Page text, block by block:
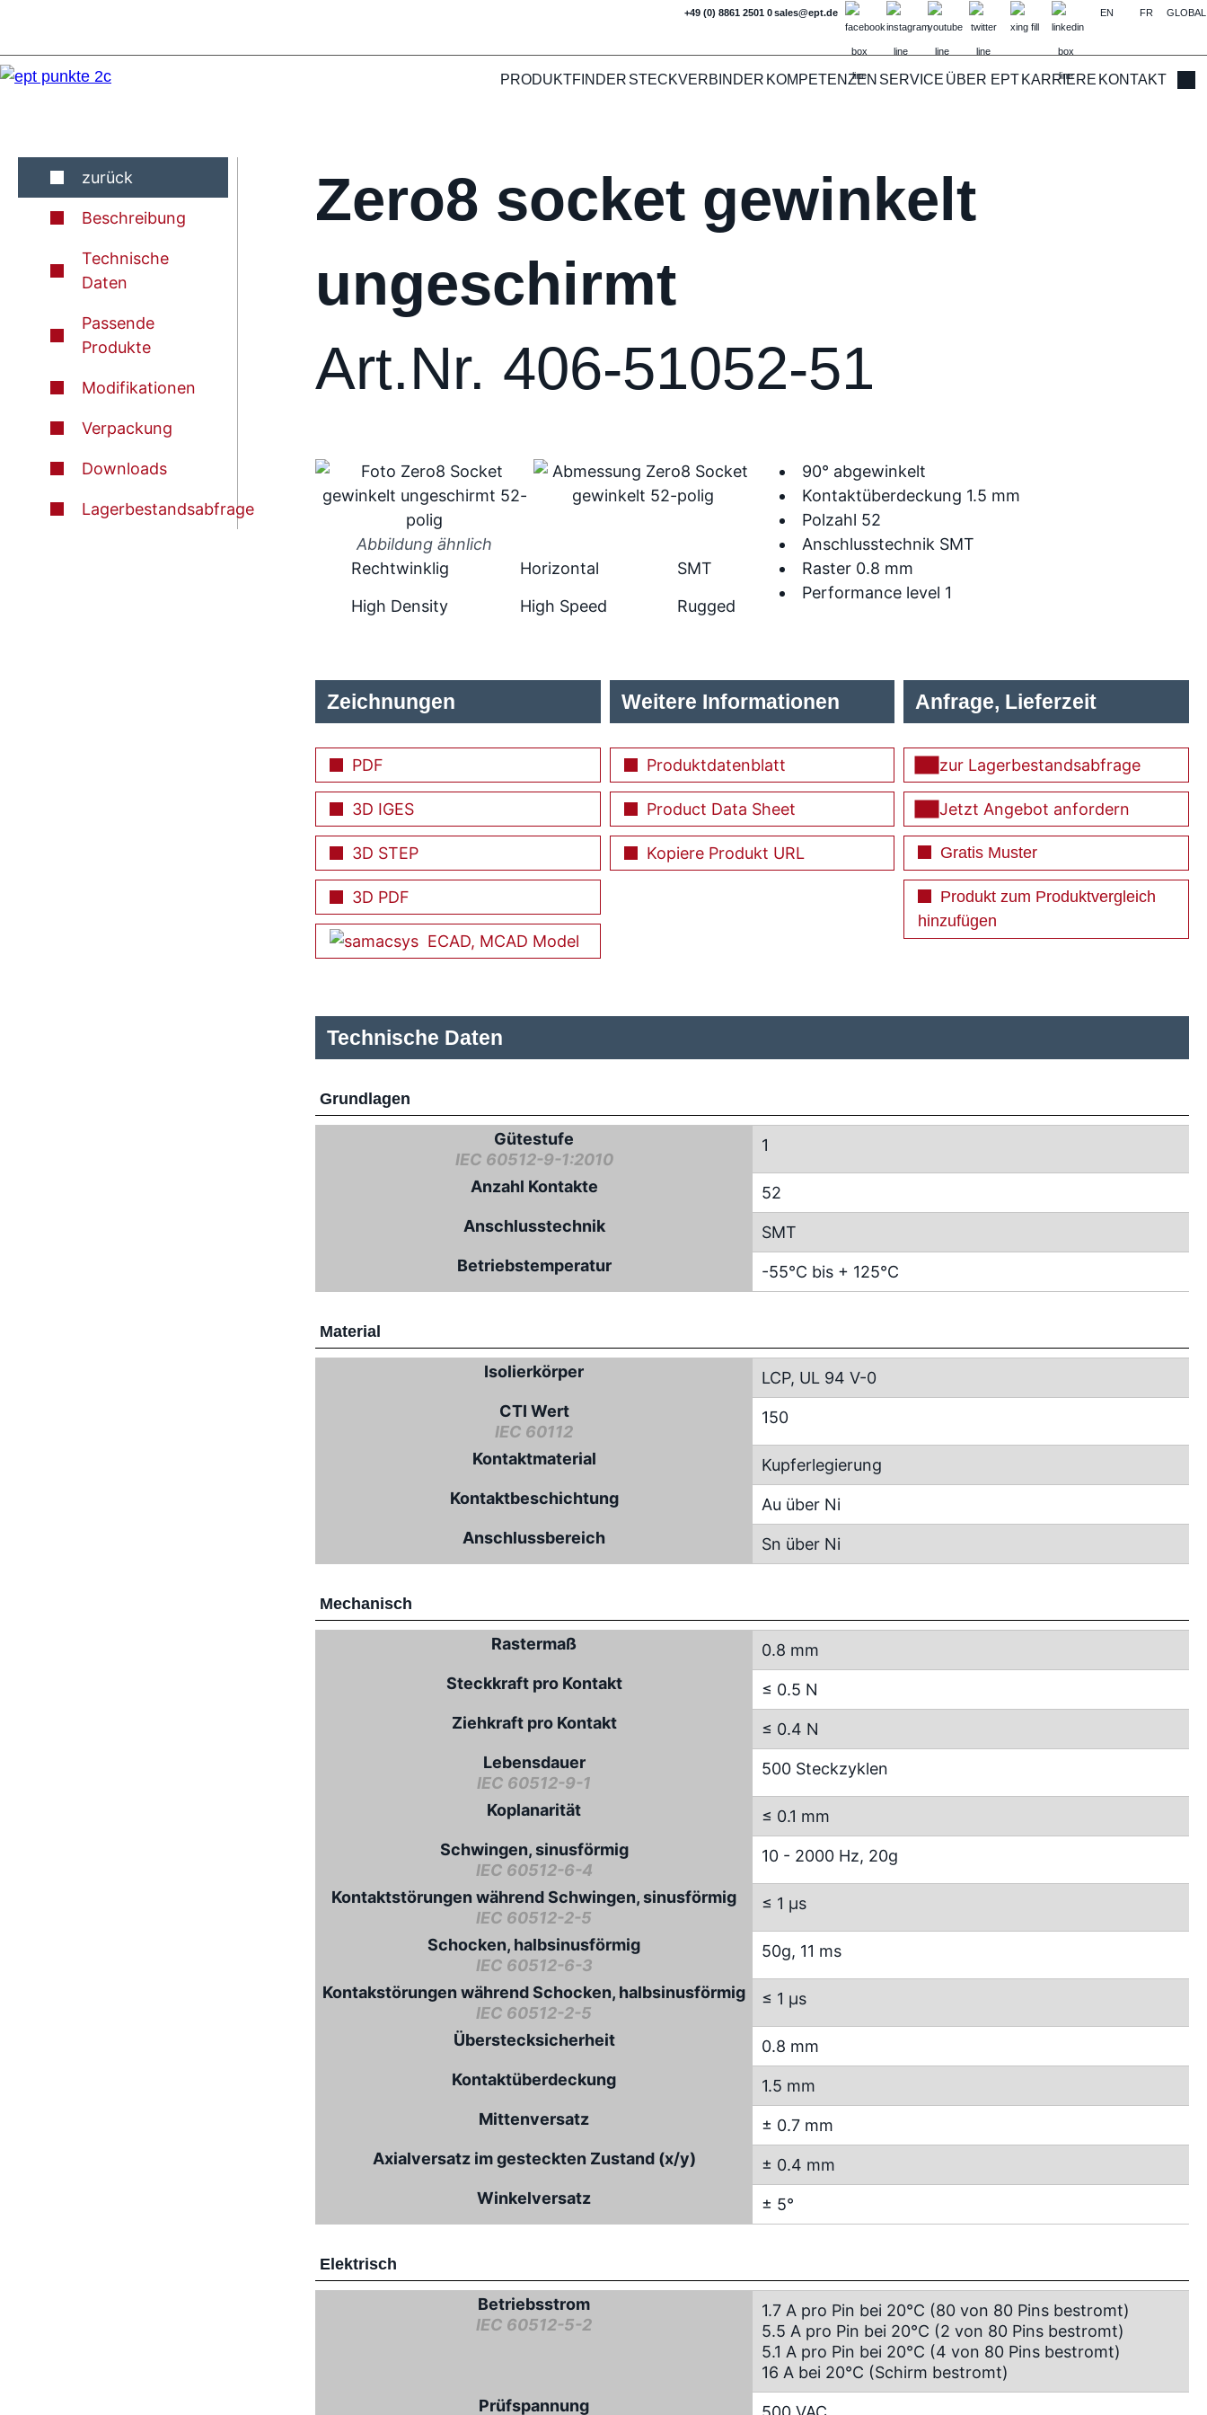
+49 (0) 8861 2501 0sales@ept.de EN FR GLOBAL
PRODUKTFINDER STECKVERBINDER KOMPETENZEN SERVICE ÜBER EPTKARRIERE KONTAKT
zurück
Beschreibung
Technische
Daten
Passende
Produkte
Modifikationen
Verpackung
Downloads
Lagerbestandsabfrage
Zero8 socket gewinkelt
ungeschirmt
Art.Nr. 406-51052-51
Abbildung ähnlich
90° abgewinkelt
Kontaktüberdeckung 1.5 mm
Polzahl 52
Anschlusstechnik SMT
Raster 0.8 mm
Performance level 1
Rechtwinklig Horizontal
SMT
High Density
High Speed Rugged
Zeichnungen
PDF
3D IGES
3D STEP
3D PDF
ECAD, MCAD Model
Weitere Informationen
Produktdatenblatt
Product Data Sheet
Kopiere Produkt URL
Anfrage, Lieferzeit
zur Lagerbestandsabfrage
Jetzt Angebot anfordern
Gratis Muster
Produkt zum Produktvergleich
hinzufügen
Technische Daten
Grundlagen
Gütestufe
IEC 60512-9-1:2010
1
Anzahl Kontakte
52
Anschlusstechnik
SMT
Betriebstemperatur
-55°C bis + 125°C
Material
Isolierkörper
LCP, UL 94 V-0
CTI Wert
IEC 60112
150
Kontaktmaterial
Kupferlegierung
Kontaktbeschichtung
Au über Ni
Anschlussbereich
Sn über Ni
Mechanisch
Rastermaß
0.8 mm
Steckkraft pro Kontakt
≤ 0.5 N
Ziehkraft pro Kontakt
≤ 0.4 N
Lebensdauer
IEC 60512-9-1
500 Steckzyklen
Koplanarität
≤ 0.1 mm
Schwingen, sinusförmig
IEC 60512-6-4
10 - 2000 Hz, 20g
Kontaktstörungen während Schwingen, sinusförmig
IEC 60512-2-5
≤ 1 µs
Schocken, halbsinusförmig
IEC 60512-6-3
50g, 11 ms
Kontakstörungen während Schocken, halbsinusförmig
IEC 60512-2-5
≤ 1 µs
Überstecksicherheit
0.8 mm
Kontaktüberdeckung
1.5 mm
Mittenversatz
± 0.7 mm
Axialversatz im gesteckten Zustand (x/y)
± 0.4 mm
Winkelversatz
± 5°
Elektrisch
Betriebsstrom
IEC 60512-5-2
1.7 A pro Pin bei 20°C (80 von 80 Pins bestromt)
5.5 A pro Pin bei 20°C (2 von 80 Pins bestromt)
5.1 A pro Pin bei 20°C (4 von 80 Pins bestromt)
16 A bei 20°C (Schirm bestromt)
Prüfspannung